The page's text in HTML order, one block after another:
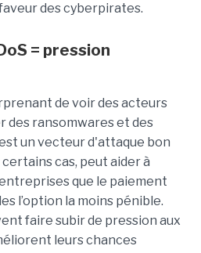
des cyberpirates.
= pression
de voir des acteurs
des ransomwares et des
un vecteur d'attaque bon
cas, peut aider à
que le paiement
l’option la moins pénible.
faire subir de pression aux
leurs chances